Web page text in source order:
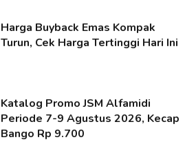
Harga Buyback Emas Kompak
Turun, Cek Harga Tertinggi Hari Ini
Katalog Promo JSM Alfamidi
Periode 7-9 Agustus 2026, Kecap
Bango Rp 9.700